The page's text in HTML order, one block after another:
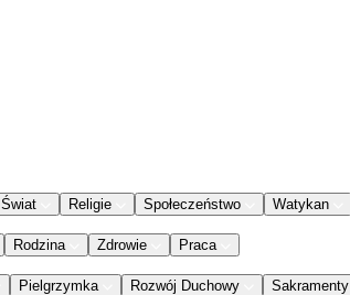
Świat Religie Społeczeństwo Watykan
Rodzina Zdrowie Praca
Pielgrzymka Rozwój Duchowy Sakramenty